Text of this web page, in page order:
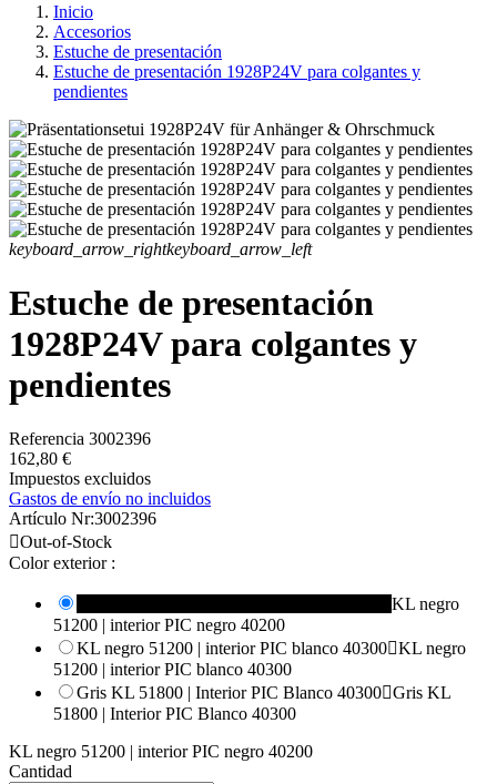
Inicio
Accesorios
Estuche de presentación
Estuche de presentación 1928P24V para colgantes y
pendientes
keyboard_arrow_rightkeyboard_arrow_left
Estuche de presentación
1928P24V para colgantes y
pendientes
Referencia 3002396
162,80 €
Impuestos excluidos
Gastos de envío no incluidos
Artículo Nr:3002396
Out-of-Stock
Color exterior :
KL negro
51200 | interior PIC negro 40200
KL negro 51200 | interior PIC blanco 40300KL negro
51200 | interior PIC blanco 40300
Gris KL 51800 | Interior PIC Blanco 40300Gris KL
51800 | Interior PIC Blanco 40300
KL negro 51200 | interior PIC negro 40200
Cantidad